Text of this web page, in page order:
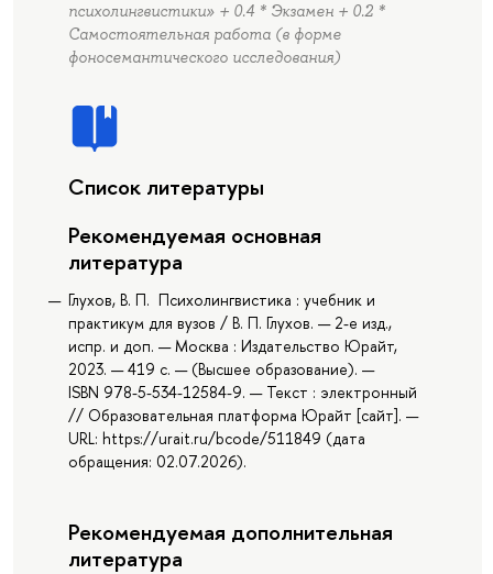
психолингвистики» + 0.4 * Экзамен + 0.2 *
Cамостоятельная работа (в форме
фоносемантического исследования)
Список литературы
Рекомендуемая основная
литература
Глухов, В. П. Психолингвистика : учебник и
практикум для вузов / В. П. Глухов. — 2-е изд.,
испр. и доп. — Москва : Издательство Юрайт,
2023. — 419 с. — (Высшее образование). —
ISBN 978-5-534-12584-9. — Текст : электронный
// Образовательная платформа Юрайт [сайт]. —
URL: https://urait.ru/bcode/511849 (дата
обращения: 02.07.2026).
Рекомендуемая дополнительная
литература